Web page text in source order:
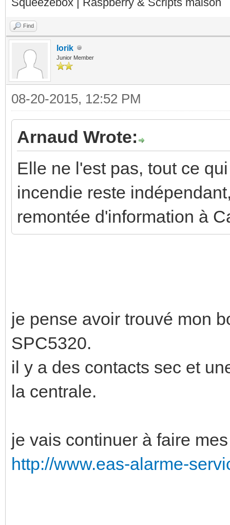
Find
lorik
Junior Member
08-20-2015, 12:52 PM
Arnaud Wrote:
Elle ne l'est pas, tout ce
incendie reste
remontée d'information à
je pense avoir trouvé mon
SPC5320.
il y a des contacts sec et
la centrale.
je vais continuer à faire
http://www.eas-alarme-